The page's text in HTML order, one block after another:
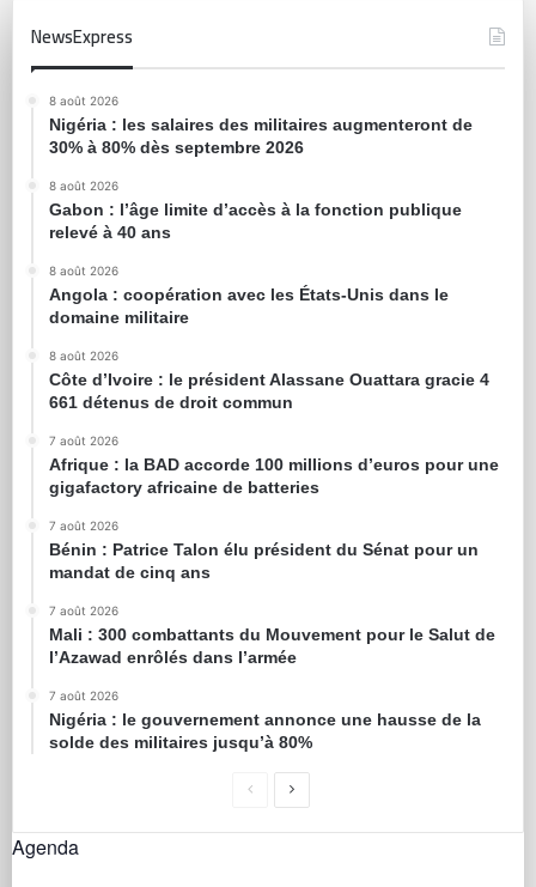
NewsExpress
8 août 2026
Nigéria : les salaires des militaires augmenteront de
30% à 80% dès septembre 2026
8 août 2026
Gabon : l’âge limite d’accès à la fonction publique
relevé à 40 ans
8 août 2026
Angola : coopération avec les États-Unis dans le
domaine militaire
8 août 2026
Côte d’Ivoire : le président Alassane Ouattara gracie 4
661 détenus de droit commun
7 août 2026
Afrique : la BAD accorde 100 millions d’euros pour une
gigafactory africaine de batteries
7 août 2026
Bénin : Patrice Talon élu président du Sénat pour un
mandat de cinq ans
7 août 2026
Mali : 300 combattants du Mouvement pour le Salut de
l’Azawad enrôlés dans l’armée
7 août 2026
Nigéria : le gouvernement annonce une hausse de la
solde des militaires jusqu’à 80%
Agenda